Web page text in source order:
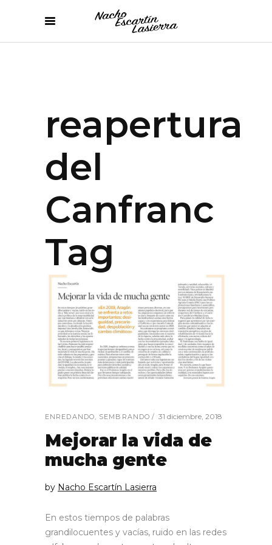
reapertura
del
Canfranc
Tag
ENREDANDO, SEMBRANDO 31 diciembre, 2018
Mejorar la vida de
mucha gente
by Nacho Escartín Lasierra
En estos tiempos de palabras
grandilocuentes y vacías, ruido en las redes